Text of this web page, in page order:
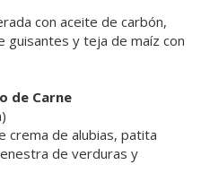
con aceite de carbón,
guisantes y teja de maíz con
de Carne
crema de alubias, patita
de verduras y